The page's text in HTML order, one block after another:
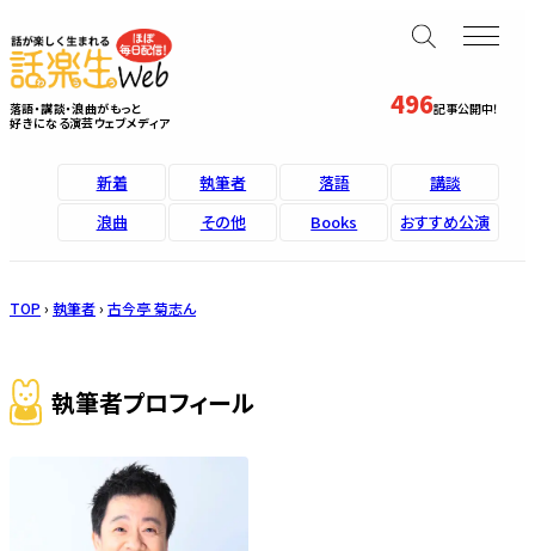
496記事公開中！
落語・講談・浪曲がもっと
好きになる演芸ウェブメディア
新着 執筆者 落語
講談
浪曲
その他 Books おすすめ公演
TOP › 執筆者› 古今亭 菊志ん
執筆者プロフィール